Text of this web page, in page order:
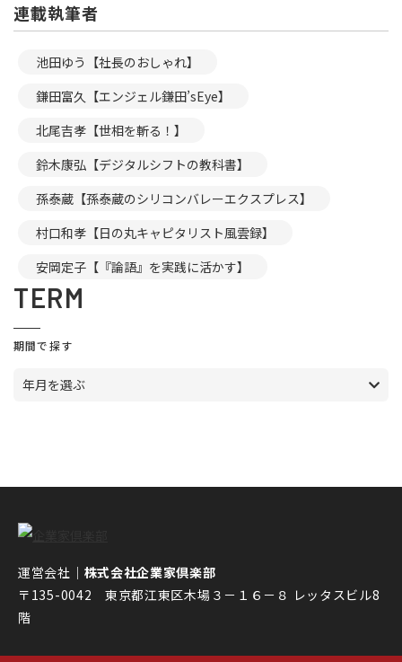
連載執筆者
池田ゆう【社長のおしゃれ】
鎌田富久【エンジェル鎌田’sEye】
北尾吉孝【世相を斬る！】
鈴木康弘【デジタルシフトの教科書】
孫泰蔵【孫泰蔵のシリコンバレーエクスプレス】
村口和孝【日の丸キャピタリスト風雲録】
安岡定子【『論語』を実践に活かす】
TERM
期間で探す
年月を選ぶ
運営会社｜ 株式会社企業家倶楽部
〒135-0042 東京都江東区木場３－１６－８ レッタスビル8
階